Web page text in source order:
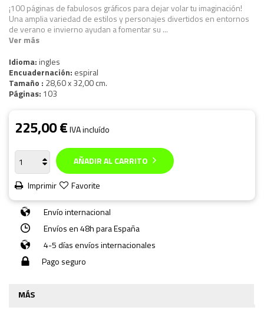
¡100 páginas de fabulosos gráficos para dejar volar tu imaginación!
Una amplia variedad de estilos y personajes divertidos en entornos
de verano e invierno ayudan a fomentar su ...
Ver más
Idioma: ingles
Encuadernación: espiral
Tamaño : 28,60 x 32,00 cm.
Páginas: 103
225,00 €IVA incluído
AÑADIR AL CARRITO
Imprimir
Favorite
Envío internacional
Envíos en 48h para España
4-5 días envíos internacionales
Pago seguro
MÁS